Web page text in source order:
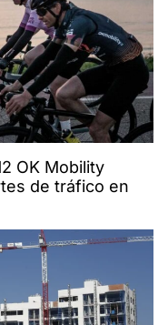
OK Mobility
de tráfico en